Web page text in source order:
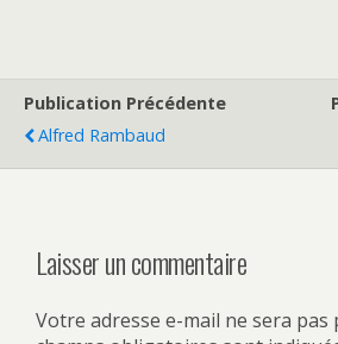
Publication Précédente
Alfred Rambaud
Laisser un commentaire
Votre adresse e-mail ne sera pas